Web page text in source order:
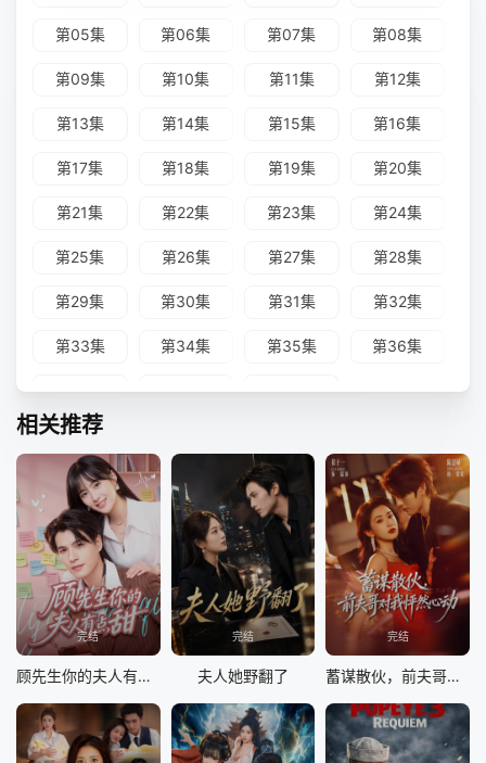
第05集 第06集 第07集 第08集
第09集 第10集 第11集 第12集
第13集 第14集 第15集 第16集
第17集 第18集 第19集 第20集
第21集 第22集 第23集 第24集
第25集 第26集 第27集 第28集
第29集 第30集 第31集 第32集
第33集 第34集 第35集 第36集
第37集 第38集 第39集
相关推荐
完结
顾先生你的夫人有点甜
完结
夫人她野翻了
完结
蓄谋散伙，前夫哥对我怦然心动